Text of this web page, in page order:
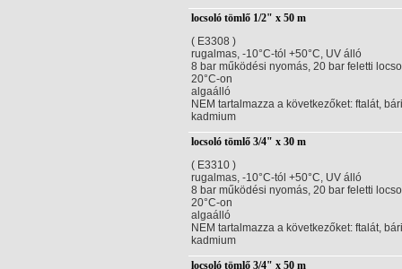
locsoló tömlő 1/2" x 50 m
( E3308 )
rugalmas, -10°C-tól +50°C, UV álló
8 bar működési nyomás, 20 bar feletti
20°C-on
algaálló
NEM tartalmazza a következőket: ftalát,
kadmium
locsoló tömlő 3/4" x 30 m
( E3310 )
rugalmas, -10°C-tól +50°C, UV álló
8 bar működési nyomás, 20 bar feletti
20°C-on
algaálló
NEM tartalmazza a következőket: ftalát,
kadmium
locsoló tömlő 3/4" x 50 m